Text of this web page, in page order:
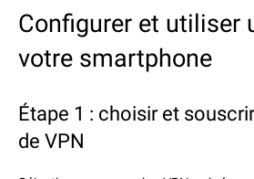
Configurer et utiliser
votre smartphone
Étape 1 : choisir et
de VPN